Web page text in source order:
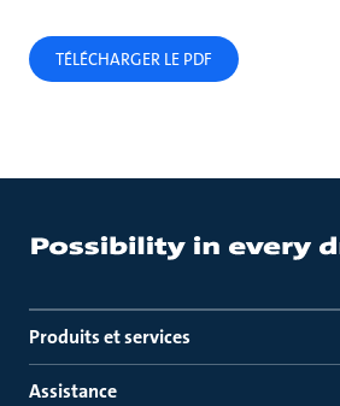
TÉLÉCHARGER LE PDF
Produits et services
Assistance